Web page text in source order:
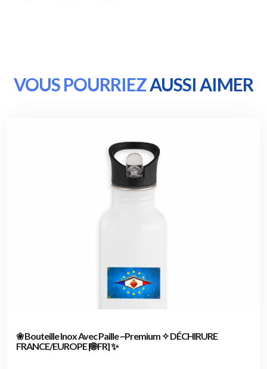
VOUS POURRIEZAUSSI AIMER
❀ Bouteille Inox Avec Paille ~Premium ✧ DÉCHIRURE
FRANCE/EUROPE [🌐 FR] ✨